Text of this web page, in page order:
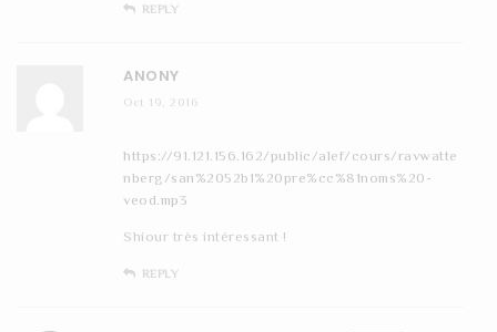
REPLY
ANONY
Oct 19, 2016
https://91.121.156.162/public/alef/cours/ravwatte
nberg/san%2052b1%20pre%cc%81noms%20-
veod.mp3
Shiour très intéressant !
REPLY